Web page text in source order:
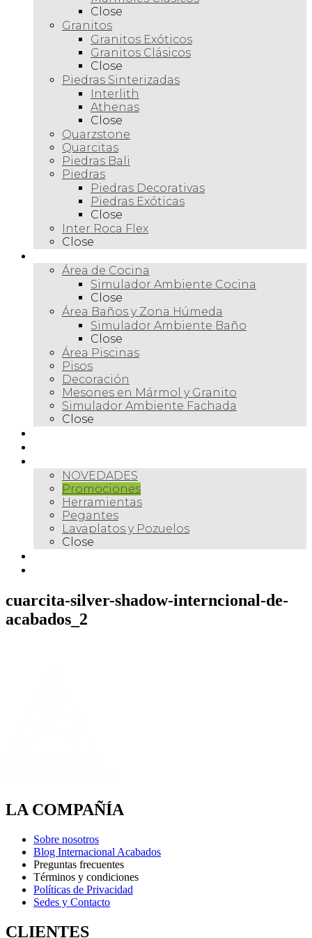
Close
Granitos
Granitos Exóticos
Granitos Clásicos
Close
Piedras Sinterizadas
Interlith
Athenas
Close
Quarzstone
Quarcitas
Piedras Bali
Piedras
Piedras Decorativas
Piedras Exóticas
Close
Inter Roca Flex
Close
Área de Cocina
Simulador Ambiente Cocina
Close
Área Baños y Zona Húmeda
Simulador Ambiente Baño
Close
Área Piscinas
Pisos
Decoración
Mesones en Mármol y Granito
Simulador Ambiente Fachada
Close
NOVEDADES
Promociones
Herramientas
Pegantes
Lavaplatos y Pozuelos
Close
cuarcita-silver-shadow-interncional-de-
acabados_2
LA COMPAÑÍA
Sobre nosotros
Blog Internacional Acabados
Preguntas frecuentes
Términos y condiciones
Políticas de Privacidad
Sedes y Contacto
CLIENTES